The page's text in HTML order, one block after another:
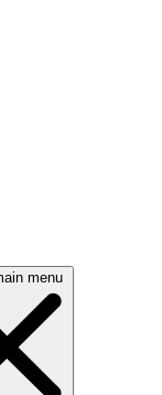
menu